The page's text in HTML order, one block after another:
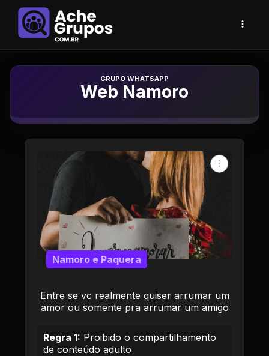
Grupo de Whatsapp
Web Namoro
Entre se vc realmente quiser arrumar um
amor ou somente pra arrumar um amigo
Namoro e Paquera
Regra 1: Proibido o compartilhamento
de conteúdo adulto